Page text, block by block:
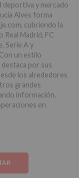
deportiva y mercado
Alves forma
cubriendo la
Real Madrid, FC
Serie A y
un estilo
por sus
los alrededores
grandes
información,
en